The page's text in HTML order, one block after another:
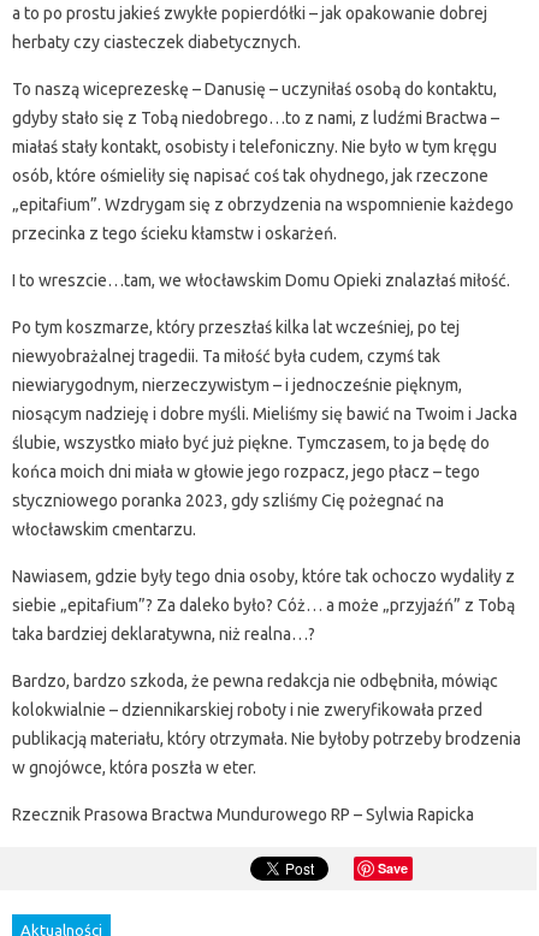
a to po prostu jakieś zwykłe popierdółki – jak opakowanie dobrej
herbaty czy ciasteczek diabetycznych.
To naszą wiceprezeskę – Danusię – uczyniłaś osobą do kontaktu,
gdyby stało się z Tobą niedobrego…to z nami, z ludźmi Bractwa –
miałaś stały kontakt, osobisty i telefoniczny. Nie było w tym kręgu
osób, które ośmieliły się napisać coś tak ohydnego, jak rzeczone
„epitafium”. Wzdrygam się z obrzydzenia na wspomnienie każdego
przecinka z tego ścieku kłamstw i oskarżeń.
I to wreszcie…tam, we włocławskim Domu Opieki znalazłaś miłość.
Po tym koszmarze, który przeszłaś kilka lat wcześniej, po tej
niewyobrażalnej tragedii. Ta miłość była cudem, czymś tak
niewiarygodnym, nierzeczywistym – i jednocześnie pięknym,
niosącym nadzieję i dobre myśli. Mieliśmy się bawić na Twoim i Jacka
ślubie, wszystko miało być już piękne. Tymczasem, to ja będę do
końca moich dni miała w głowie jego rozpacz, jego płacz – tego
styczniowego poranka 2023, gdy szliśmy Cię pożegnać na
włocławskim cmentarzu.
Nawiasem, gdzie były tego dnia osoby, które tak ochoczo wydaliły z
siebie „epitafium”? Za daleko było? Cóż… a może „przyjaźń” z Tobą
taka bardziej deklaratywna, niż realna…?
Bardzo, bardzo szkoda, że pewna redakcja nie odbębniła, mówiąc
kolokwialnie – dziennikarskiej roboty i nie zweryfikowała przed
publikacją materiału, który otrzymała. Nie byłoby potrzeby brodzenia
w gnojówce, która poszła w eter.
Rzecznik Prasowa Bractwa Mundurowego RP – Sylwia Rapicka
Save
Aktualności